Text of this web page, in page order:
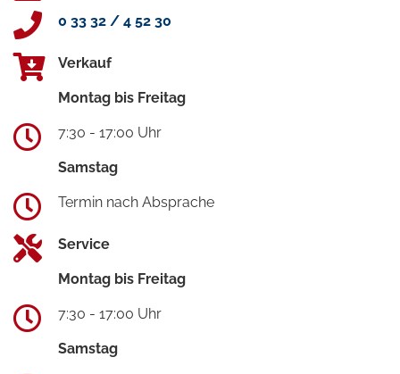
0 33 32 / 4 52 30
Verkauf
Montag bis Freitag
7:30 - 17:00 Uhr
Samstag
Termin nach Absprache
Service
Montag bis Freitag
7:30 - 17:00 Uhr
Samstag